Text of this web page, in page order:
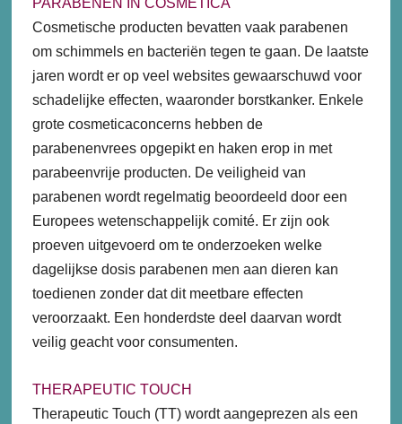
Cosmetische producten bevatten vaak parabenen
om schimmels en bacteriën tegen te gaan. De laatste
jaren wordt er op veel websites gewaarschuwd voor
schadelijke effecten, waaronder borstkanker. Enkele
grote cosmeticaconcerns hebben de
parabenenvrees opgepikt en haken erop in met
parabeenvrije producten. De veiligheid van
parabenen wordt regelmatig beoordeeld door een
Europees wetenschappelijk comité. Er zijn ook
proeven uitgevoerd om te onderzoeken welke
dagelijkse dosis parabenen men aan dieren kan
toedienen zonder dat dit meetbare effecten
veroorzaakt. Een honderdste deel daarvan wordt
veilig geacht voor consumenten.
THERAPEUTIC TOUCH
Therapeutic Touch (TT) wordt aangeprezen als een